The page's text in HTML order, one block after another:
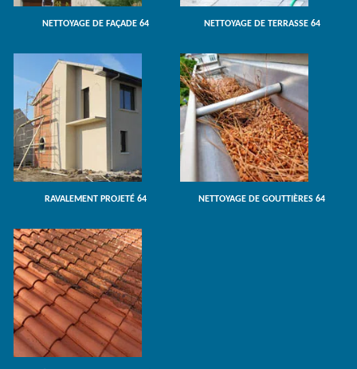
NETTOYAGE DE FAÇADE 64 NETTOYAGE DE TERRASSE 64
RAVALEMENT PROJETÉ 64 NETTOYAGE DE GOUTTIÈRES 64